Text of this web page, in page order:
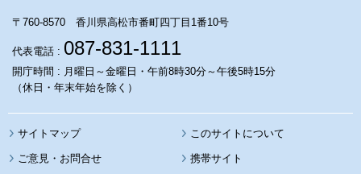
〒760-8570 香川県高松市番町四丁目1番10号
代表電話 : 087-831-1111
開庁時間 : 月曜日～金曜日・午前8時30分～午後5時15分
（休日・年末年始を除く）
サイトマップ このサイトについて
携帯サイト